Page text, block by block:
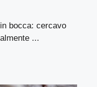
bocca: cercavo
...